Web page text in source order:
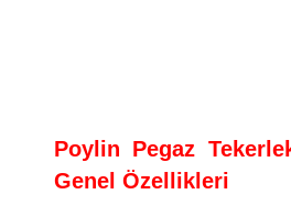
Poylin Pegaz
Genel Özellikleri